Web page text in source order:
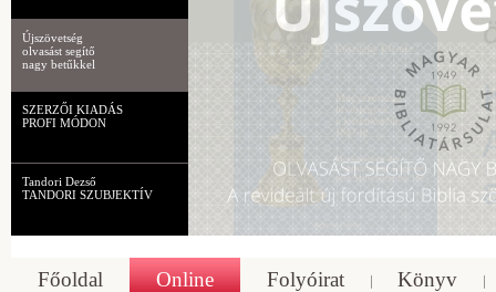
Újszövetség
olvasást segítő
nagy betűkkel
SZERZŐI KIADÁS
PROFI MÓDON
Tandori Dezső
TANDORI SZUBJEKTÍV
Főoldal Online Folyóirat Könyv